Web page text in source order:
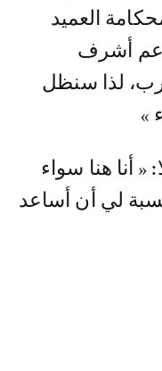
العميد
أشرف
لذا سنظل
»
أنا هنا سواء
لي أن أساعد